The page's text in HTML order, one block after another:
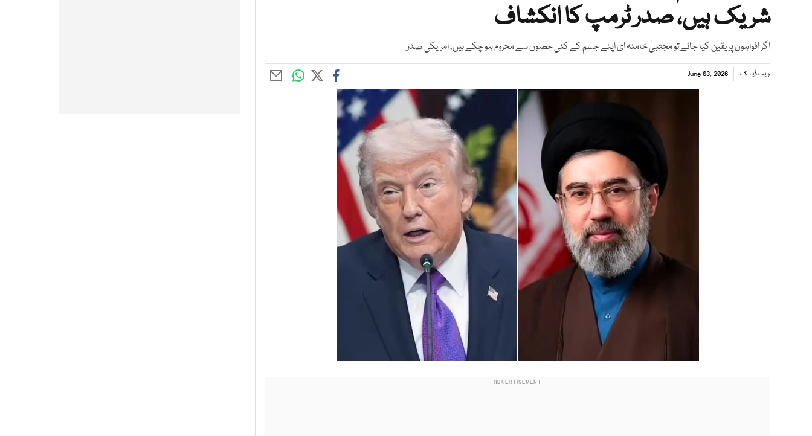
شریک ہیں، صدر ٹرمپ کا انکشاف
اگر افواہوں پر یقین کیا جائے تو مجتبیٰ خامنہ ای اپنے جسم کے کئی حصوں سے محروم ہو چکے ہیں، امریکی صدر
ویب ڈیسک June 03, 2026